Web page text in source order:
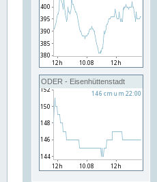
ODER - Eisenhüttenstadt